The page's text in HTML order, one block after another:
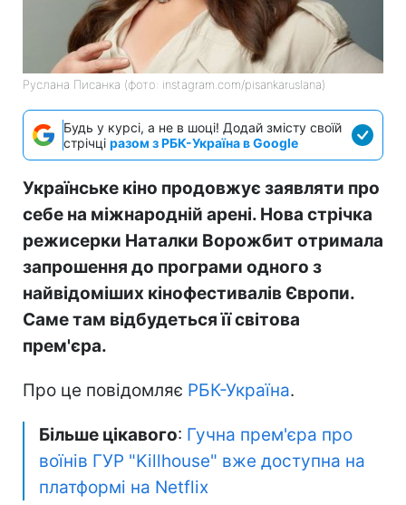
Руслана Писанка (фото: instagram.com/pisankaruslana)
Будь у курсі, а не в шоці! Додай змісту своїй
стрічці разом з РБК-Україна в Google
Українське кіно продовжує заявляти про
себе на міжнародній арені. Нова стрічка
режисерки Наталки Ворожбит отримала
запрошення до програми одного з
найвідоміших кінофестивалів Європи.
Саме там відбудеться її світова
прем'єра.
Про це повідомляє РБК-Україна.
Більше цікавого: Гучна прем'єра про
воїнів ГУР "Killhouse" вже доступна на
платформі на Netflix